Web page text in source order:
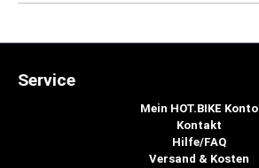
Service
Mein HOT.BIKE Konto
Kontakt
Hilfe/FAQ
Versand & Kosten